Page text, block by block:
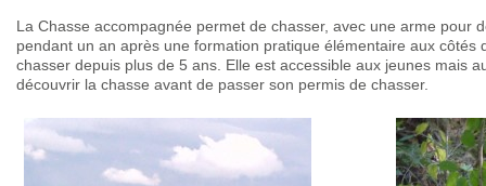
La Chasse accompagnée permet de chasser, avec une arme pour
pendant un an après une formation pratique élémentaire aux côtés
chasser depuis plus de 5 ans. Elle est accessible aux jeunes mais
découvrir la chasse avant de passer son permis de chasser.